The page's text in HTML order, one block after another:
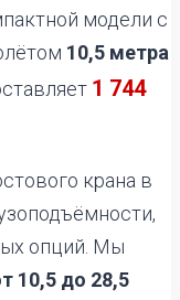
модели с
10,5 метра
1 744
крана в
опций. Мы
10,5 до 28,5